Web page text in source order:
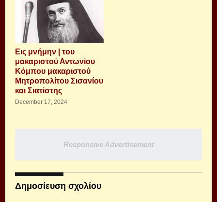
Εις μνήμην | του
μακαριστού Αντωνίου
Κόμπου μακαριστού
Μητροπολίτου Σισανίου
και Σιατίστης
December 17, 2024
Responsive Advertisement
Δημοσίευση σχολίου